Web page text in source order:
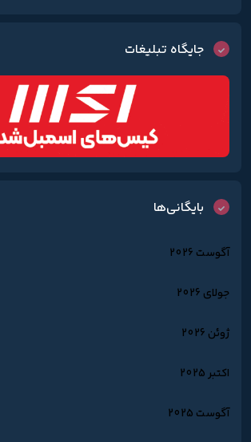
جایگاه تبلیغات
بایگانی‌ها
آگوست 2026
جولای 2026
ژوئن 2026
اکتبر 2025
آگوست 2025